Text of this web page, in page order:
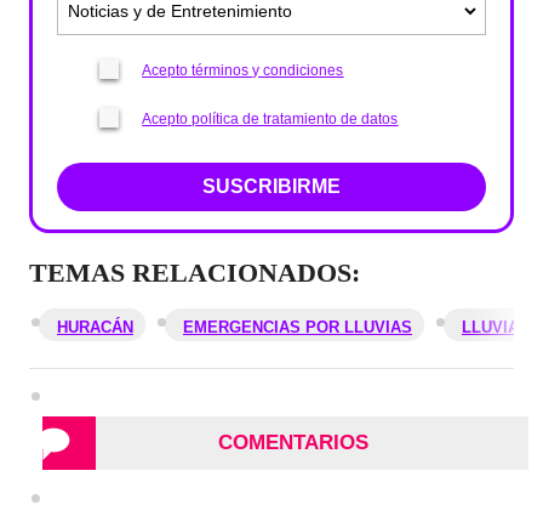
Acepto términos y condiciones
Acepto política de tratamiento de datos
SUSCRIBIRME
TEMAS RELACIONADOS:
HURACÁN EMERGENCIAS POR LLUVIAS LLUVIAS
COMENTARIOS